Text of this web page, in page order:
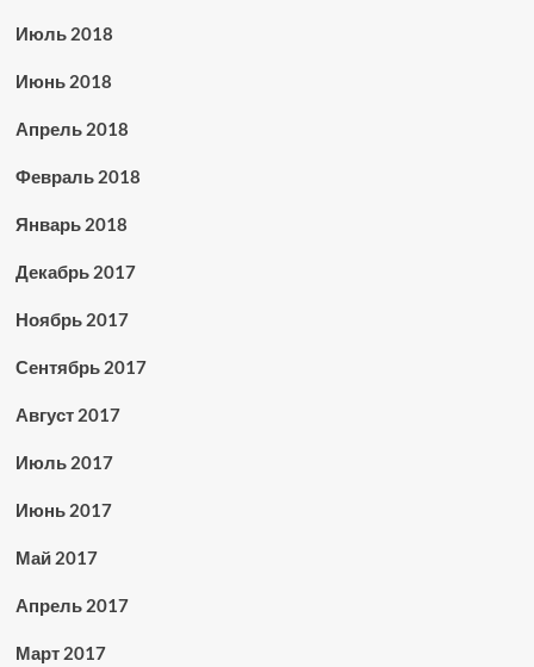
Июль 2018
Июнь 2018
Апрель 2018
Февраль 2018
Январь 2018
Декабрь 2017
Ноябрь 2017
Сентябрь 2017
Август 2017
Июль 2017
Июнь 2017
Май 2017
Апрель 2017
Март 2017